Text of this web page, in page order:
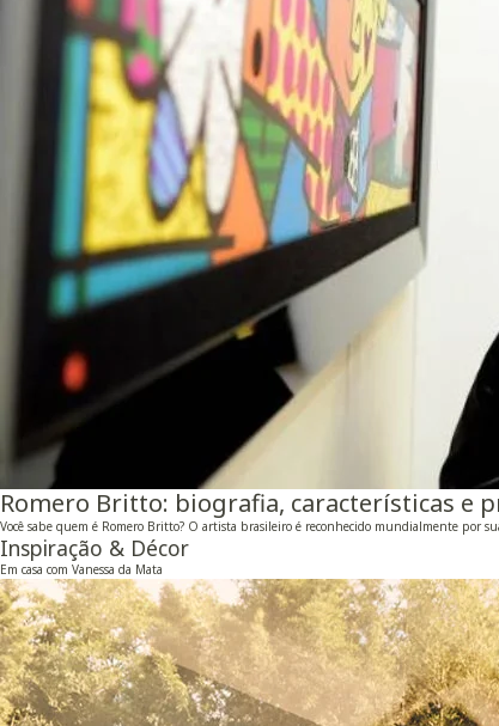
Romero Britto: biografia, características e
Você sabe quem é Romero Britto? O artista brasileiro é reconhecido mundialmente por
Inspiração & Décor
Em casa com Vanessa da Mata